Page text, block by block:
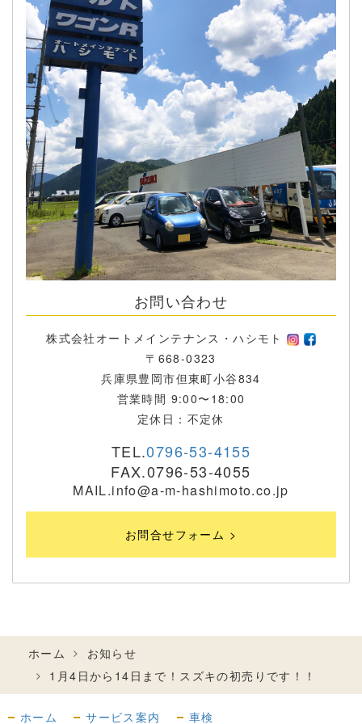
お問い合わせ
株式会社オートメインテナンス・ハシモト
〒668-0323
兵庫県豊岡市但東町小谷834
営業時間 9:00〜18:00
定休日：不定休
TEL.0796-53-4155
FAX.0796-53-4055
MAIL.info@a-m-hashimoto.co.jp
お問合せフォーム >
ホーム
お知らせ
1月4日から14日まで！スズキの初売りです！！
ホーム サービス案内 車検